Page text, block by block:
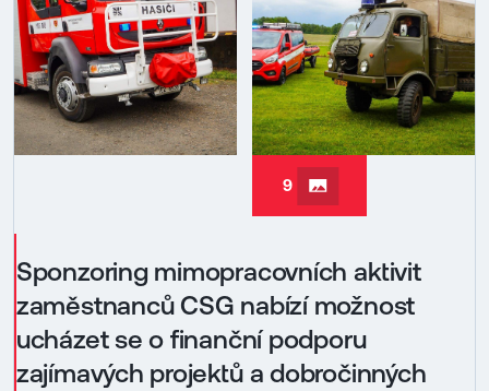
9
Sponzoring mimopracovních aktivit
zaměstnanců CSG nabízí možnost
ucházet se o finanční podporu
zajímavých projektů a dobročinných